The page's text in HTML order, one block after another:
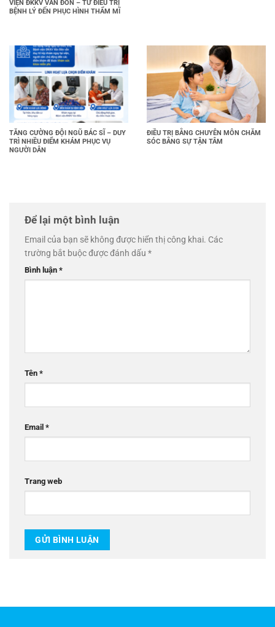
VIỆN ĐKKV VÂN ĐỒN – TỪ ĐIỀU TRỊ
BỆNH LÝ ĐẾN PHỤC HÌNH THẨM MĨ
TĂNG CƯỜNG ĐỘI NGŨ BÁC SĨ – DUY
TRÌ NHIỀU ĐIỂM KHÁM PHỤC VỤ
NGƯỜI DÂN
ĐIỀU TRỊ BẰNG CHUYÊN MÔN CHĂM
SÓC BẰNG SỰ TẬN TÂM
Để lại một bình luận
Email của bạn sẽ không được hiển thị công khai. Các
trường bắt buộc được đánh dấu *
Bình luận *
Tên *
Email *
Trang web